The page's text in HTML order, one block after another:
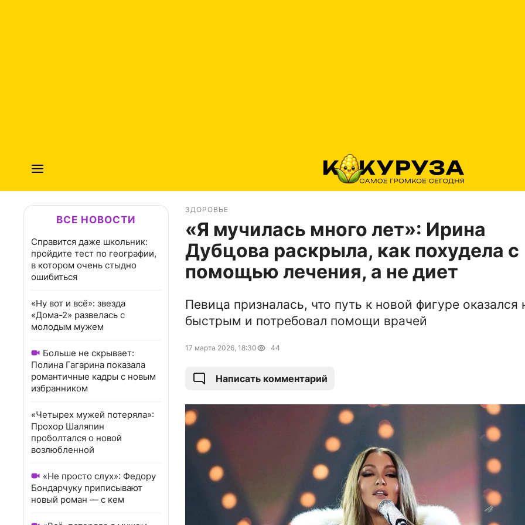
ВСЕ НОВОСТИ
Справится даже школьник:
пройдите тест по географии,
в котором очень стыдно
ошибиться
«Ну вот и всё»: звезда
«Дома-2» развелась с
молодым мужем
Больше не скрывает:
Полина Гагарина показала
романтичные кадры с новым
избранником
«Четырех мужей потеряла»:
Прохор Шаляпин
проболтался о новой
возлюбленной
«Не просто слух»: Федору
Бондарчуку приписывают
новый роман — с кем
ЗДОРОВЬЕ
«Я мучилась много лет»: Ирина
Дубцова раскрыла, как похудела с
помощью лечения, а не диет
Певица призналась, что путь к новой фигуре оказался
быстрым и потребовал помощи врачей
17 марта 2026, 18:30 44
Написать комментарий